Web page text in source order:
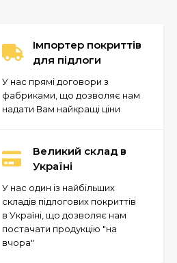
Імпортер покриттів
для підлоги
У нас прямі договори з
фабриками, що дозволяє нам
надати Вам найкращі ціни
Великий склад в
Україні
У нас один із найбільших
складів підлогових покриттів
в Україні, що дозволяє нам
постачати продукцію "на
вчора"